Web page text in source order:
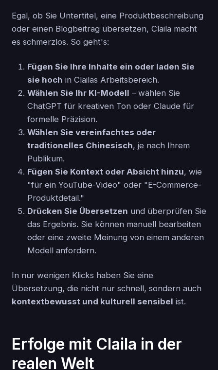
Egal, ob Sie Untertitel, eine Produktbeschreibung
oder einen Blogbeitrag übersetzen, Claila macht
es schmerzlos. So geht's:
Fügen Sie Ihre Inhalte ein oder laden Sie
sie hoch in Clailas Arbeitsbereich.
Wählen Sie Ihr KI-Modell – wählen Sie
ChatGPT für kreativen Ton oder Claude für
formelle Präzision.
Wählen Sie vereinfachtes oder
traditionelles Chinesisch, je nach Ihrem
Publikum.
Fügen Sie Kontext oder Absicht hinzu, wie
"für ein YouTube-Video" oder "E-Commerce-
Produktdetail."
Drücken Sie Übersetzen und überprüfen Sie
das Ergebnis. Sie können manuell bearbeiten
oder eine zweite Meinung von einem anderen
Modell anfordern.
In nur wenigen Klicks haben Sie eine
Übersetzung, die nicht nur schnell, sondern auch
kontextbewusst und kulturell sensibel ist.
Erfolge mit Claila in der
realen Welt